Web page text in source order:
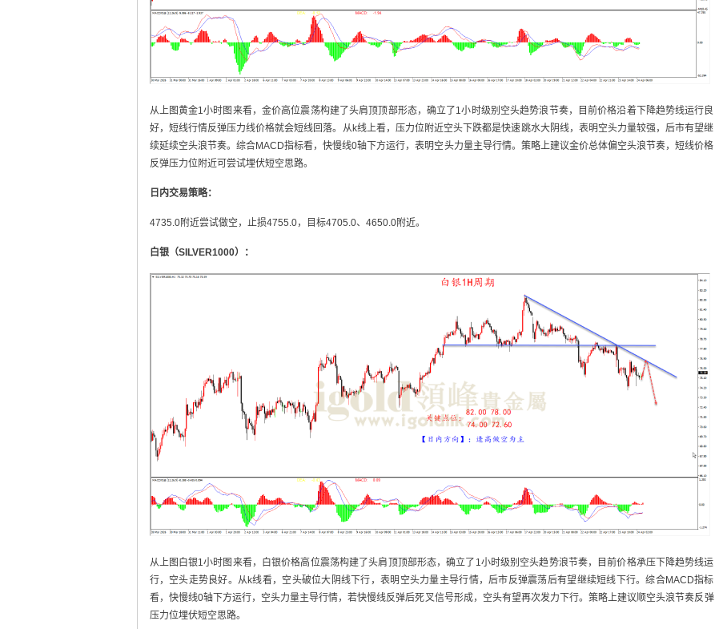
从上图黄金1小时图来看，金价高位震荡构建了头肩顶顶部形态，确立了1小时级别空头趋势浪节奏，目前价格沿着下降趋势线运行良
好，短线行情反弹压力线价格就会短线回落。从k线上看，压力位附近空头下跌都是快速跳水大阴线，表明空头力量较强，后市有望继
续延续空头浪节奏。综合MACD指标看，快慢线0轴下方运行，表明空头力量主导行情。策略上建议金价总体偏空头浪节奏，短线价格
反弹压力位附近可尝试埋伏短空思路。
日内交易策略：
4735.0附近尝试做空，止损4755.0，目标4705.0、4650.0附近。
白银（SILVER1000）：
从上图白银1小时图来看，白银价格高位震荡构建了头肩顶顶部形态，确立了1小时级别空头趋势浪节奏，目前价格承压下降趋势线运
行，空头走势良好。从k线看，空头破位大阴线下行，表明空头力量主导行情，后市反弹震荡后有望继续短线下行。综合MACD指标
看，快慢线0轴下方运行，空头力量主导行情，若快慢线反弹后死叉信号形成，空头有望再次发力下行。策略上建议顺空头浪节奏反弹
压力位埋伏短空思路。